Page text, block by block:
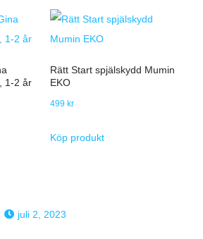
1-2 år
Rätt Start spjälskydd Mumin
EKO
499 kr
Köp produkt
juli 2, 2023